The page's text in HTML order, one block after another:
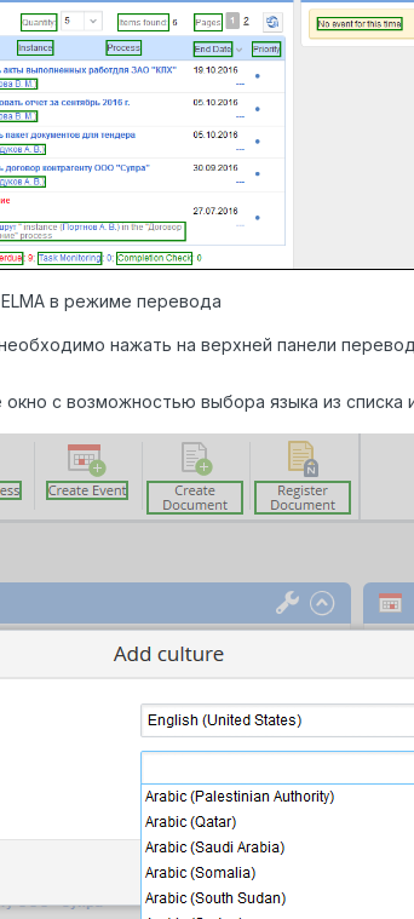
в режиме перевода
нажать на верхней панели
окно с возможностью выбора языка из